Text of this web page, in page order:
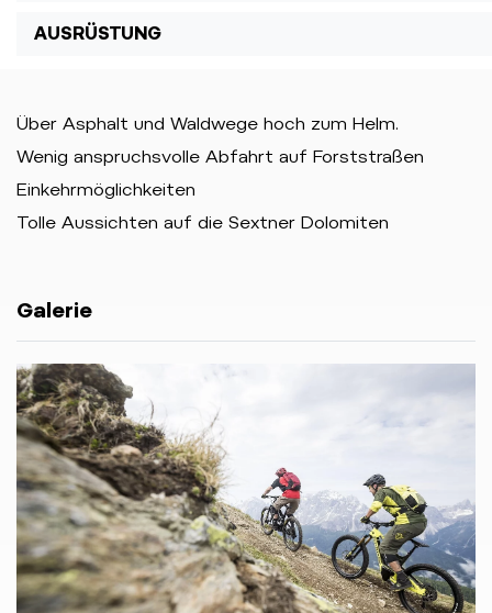
AUSRÜSTUNG
Über Asphalt und Waldwege hoch zum Helm.
Wenig anspruchsvolle Abfahrt auf Forststraßen
Einkehrmöglichkeiten
Tolle Aussichten auf die Sextner Dolomiten
Galerie